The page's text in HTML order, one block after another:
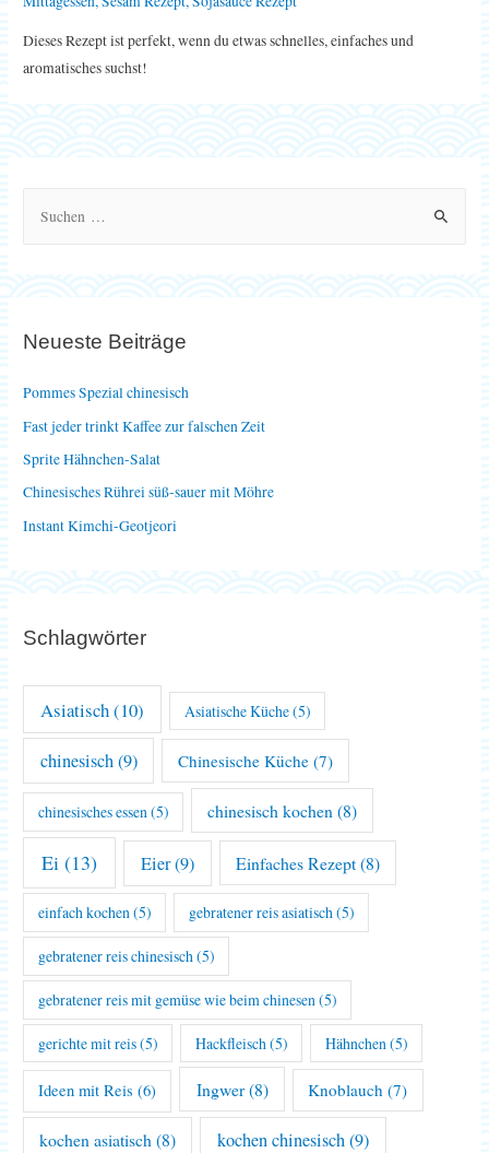
Dieses Rezept ist perfekt, wenn du etwas schnelles, einfaches und
aromatisches suchst!
n
c
h
:
Neueste Beiträge
Pommes Spezial chinesisch
Fast jeder trinkt Kaffee zur falschen Zeit
Sprite Hähnchen-Salat
Chinesisches Rührei süß-sauer mit Möhre
Instant Kimchi-Geotjeori
Schlagwörter
Asiatisch(10) Asiatische Küche(5)
chinesisch(9) Chinesische Küche (7)
chinesisches essen(5) chinesisch kochen (8)
Ei (13) Eier(9) Einfaches Rezept(8)
einfach kochen(5) gebratener reis asiatisch(5)
gebratener reis chinesisch (5)
gebratener reis mit gemüse wie beim chinesen (5)
gerichte mit reis(5) Hackfleisch (5) Hähnchen (5)
Ideen mit Reis (6) Ingwer(8) Knoblauch (7)
kochen asiatisch (8) kochen chinesisch(9)